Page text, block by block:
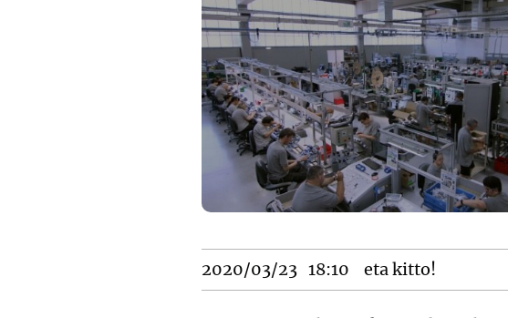
2020/03/23 18:10 eta kitto!